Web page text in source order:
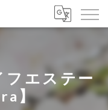
エステー
】